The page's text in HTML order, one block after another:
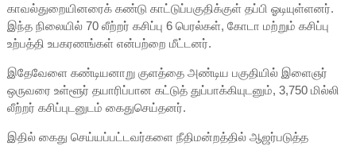
காவல்துறையினரைக் கண்டு காட்டுப்பகுதிக்குள் தப்பி ஓடியுள்ளனர்.
இந்த நிலையில் 70 லீற்றர் கசிப்பு 6 பெரல்கள், கோடா மற்றும் கசிப்பு
உற்பத்தி உபகரணங்கள் என்பற்றை மீட்டனர்.
இதேவேளை கண்டியனாறு குளத்தை அண்டிய பகுதியில் இளைஞர்
ஒருவரை உள்ளூர் தயாரிப்பான கட்டுத் துப்பாக்கியுடனும், 3,750 மில்லி
லீற்றர் கசிப்புடனுடம் கைதுசெய்தனர்.
இதில் கைது செய்யப்பட்டவர்களை நீதிமன்றத்தில் ஆஜர்படுத்த